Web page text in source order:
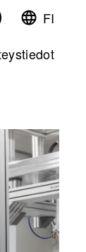
Vaihda
kieliFinnish
FI